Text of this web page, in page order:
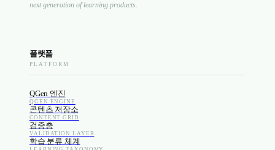
next generation of learning products.
플랫폼
PLATFORM
QGen 엔진
QGEN ENGINE
콘텐츠 저장소
CONTENT GRID
검증층
VALIDATION LAYER
학습 분류 체계